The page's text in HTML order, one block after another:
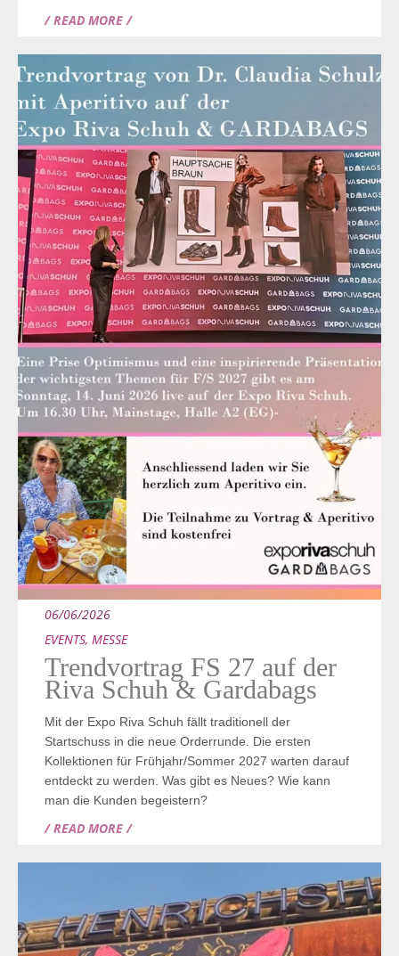
/ READ MORE /
06/06/2026
EVENTS, MESSE
Trendvortrag FS 27 auf der
Riva Schuh & Gardabags
Mit der Expo Riva Schuh fällt traditionell der
Startschuss in die neue Orderrunde. Die ersten
Kollektionen für Frühjahr/Sommer 2027 warten darauf
entdeckt zu werden. Was gibt es Neues? Wie kann
man die Kunden begeistern?
/ READ MORE /